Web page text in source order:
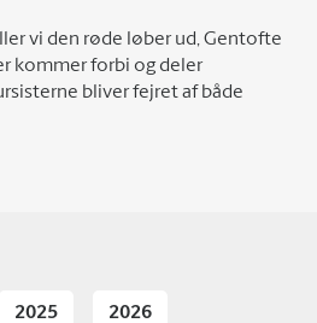
vi den røde løber ud, Gentofte
kommer forbi og deler
bliver fejret af både
2025 2026